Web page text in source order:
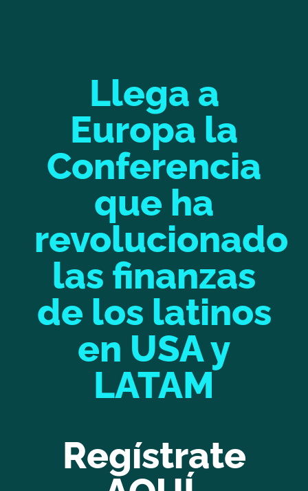
Llega a
Europa la
Conferencia
que ha
revolucionado
las finanzas
de los latinos
en USA y
LATAM
Regístrate